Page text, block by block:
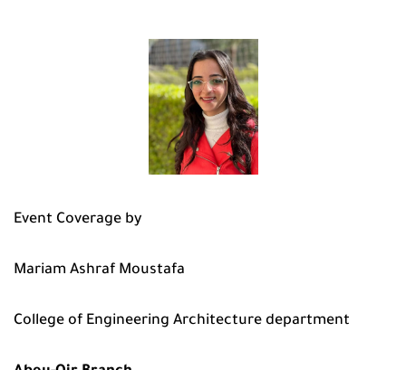
Event Coverage by
Mariam Ashraf Moustafa
College of Engineering Architecture department